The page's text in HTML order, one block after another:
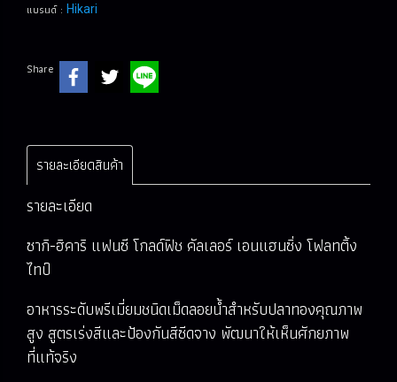
แบรนด์ : Hikari
Share
รายละเอียดสินค้า
รายละเอียด
ซากิ-ฮิคาริ แฟนซี โกลด์ฟิช คัลเลอร์ เอนแฮนซิ่ง โฟลทติ้ง
ไทป์
อาหารระดับพรีเมี่ยมชนิดเม็ดลอยน้ำสำหรับปลาทองคุณภาพ
สูง สูตรเร่งสีและป้องกันสีซีดจาง พัฒนาให้เห็นศักยภาพ
ที่แท้จริง